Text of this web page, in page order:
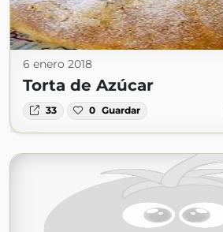
6 enero 2018
Torta de Azúcar
33 0 Guardar